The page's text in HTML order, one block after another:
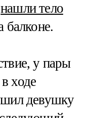
нашли тело
балконе.
у пары
ходе
девушку